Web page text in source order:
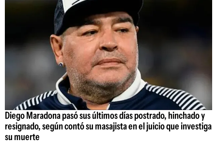
Diego Maradona pasó sus últimos días postrado, hinchado y
resignado, según contó su masajista en el juicio que investiga
su muerte